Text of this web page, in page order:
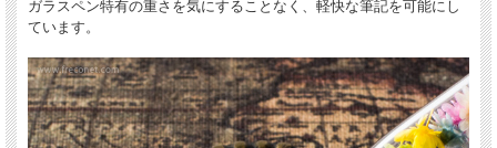
ガラスペン特有の重さを気にすることなく、軽快な筆記を可能にし
ています。